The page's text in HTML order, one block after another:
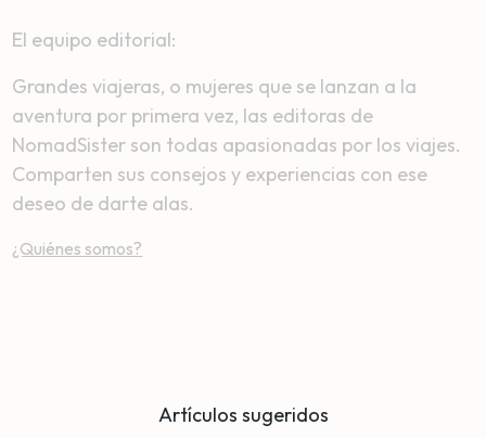
El equipo editorial:
Grandes viajeras, o mujeres que se lanzan a la
aventura por primera vez, las editoras de
NomadSister son todas apasionadas por los viajes.
Comparten sus consejos y experiencias con ese
deseo de darte alas.
¿Quiénes somos?
Artículos sugeridos